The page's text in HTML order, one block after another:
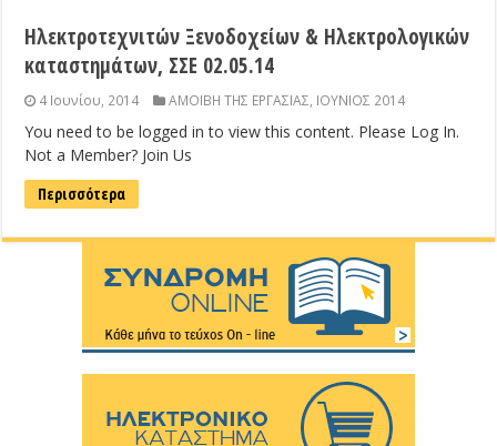
Ηλεκτροτεχνιτών Ξενοδοχείων & Ηλεκτρολογικών
καταστημάτων, ΣΣΕ 02.05.14
4 Ιουνίου, 2014 ΑΜΟΙΒΗ ΤΗΣ ΕΡΓΑΣΙΑΣ, ΙΟΥΝΙΟΣ 2014
You need to be logged in to view this content. Please Log In.
Not a Member? Join Us
Περισσότερα